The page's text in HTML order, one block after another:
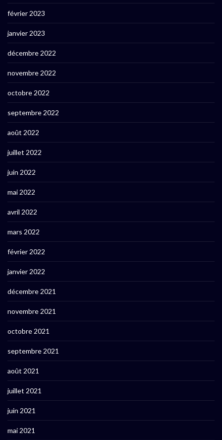
février 2023
janvier 2023
décembre 2022
novembre 2022
octobre 2022
septembre 2022
août 2022
juillet 2022
juin 2022
mai 2022
avril 2022
mars 2022
février 2022
janvier 2022
décembre 2021
novembre 2021
octobre 2021
septembre 2021
août 2021
juillet 2021
juin 2021
mai 2021